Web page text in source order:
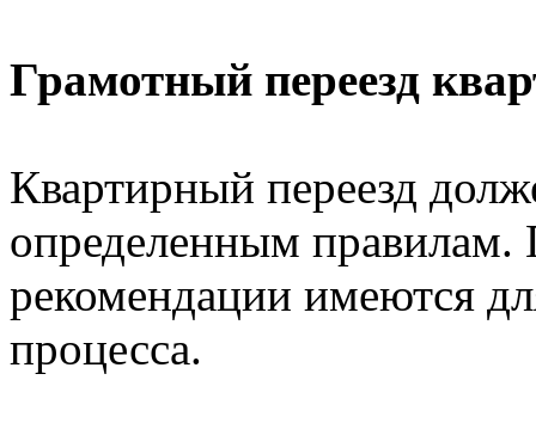
Грамотный переезд
Квартирный переезд
определенным правилам.
рекомендации имеются
процесса.